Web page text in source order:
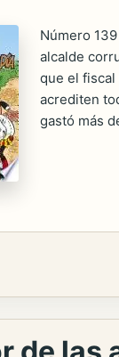
Número
alcalde
que el fiscal
acrediten
gastó más